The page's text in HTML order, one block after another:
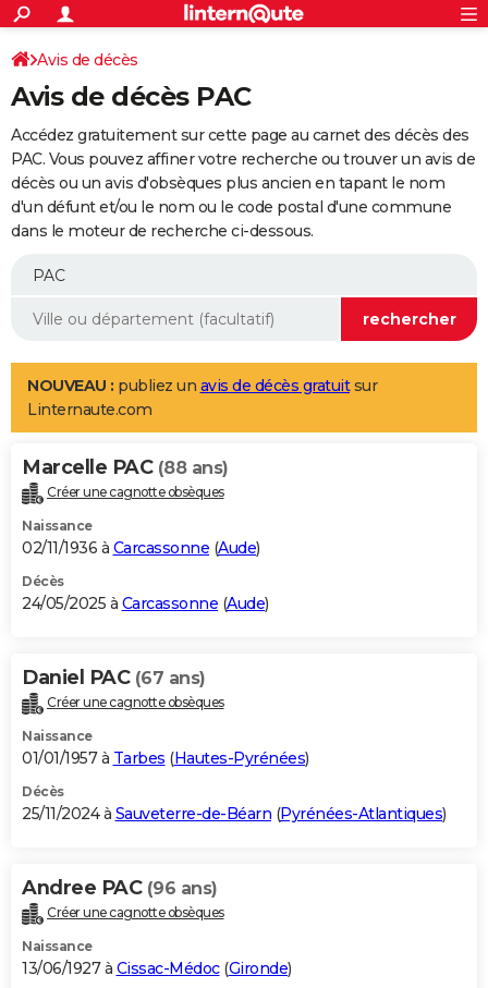
ACTUALITÉS
Politique
Société
Faits Divers
Education
Monde
Villes
+
SPORT
Coupe du monde 2026
Football
Tennis
Cyclisme
Rugby
Forum
Programme TV
TNT
Streaming
Cinéma
Sorties cinéma
Musique
+
FINANCE
Retraite
Impôts
Epargne
Immobilier
Risques naturels par ville
Banque
Assurance
Crédit
AUTO
Essais
Réserver un essai
Citadines
Berlines
SUV
Forum auto
+
Mobiles
Meilleur smartphone
Internet
Ordinateurs
Jeux vidéo
Guide high-tech
Aménagement intérieur
LIFESTYLE
Art de vivre
Bien-être
Loisirs
Mode
Modes de vie
Alimentation
Guide de la santé
Maladies
Médicaments
Sommeil
VOYAGE
Destinations
City break
Voyage nature
Voyage de noces
Forum
Climat
+PHOTO
GUIDES D'ACHAT
BONS PLANS
Carte de Noël
Carte Bonne année
Carte Saint-Valentin
Carte Pâques
Carte d'anniversaire
DICTIONNAIRE
Dictionnaire
Biographies
Citations
Expressions
Proverbes
PROGRAMME TV
S'inscrire
Se connecter
Lycées
Collèges
Primaires
Universités
Entreprises
Service militaire
Avis de recherche
AVIS DE DÉCÈS
Bricolage
Lifestyle
Culture
Sport
Auto
Television
Voyage
Cinema
Avis de décès
Avis de décès PAC
Accédez gratuitement sur cette page au carnet des décès des
PAC. Vous pouvez affiner votre recherche ou trouver un avis de
décès ou un avis d'obsèques plus ancien en tapant le nom
d'un défunt et/ou le nom ou le code postal d'une commune
dans le moteur de recherche ci-dessous.
NOUVEAU : publiez un avis de décès gratuitsur
Linternaute.com
Marcelle PAC (88 ans)
Créer une cagnotte obsèques
Naissance
02/11/1936 à Carcassonne (Aude)
Décès
24/05/2025 à Carcassonne (Aude)
Daniel PAC (67 ans)
Créer une cagnotte obsèques
Naissance
01/01/1957 à Tarbes (Hautes-Pyrénées)
Décès
25/11/2024 à Sauveterre-de-Béarn (Pyrénées-Atlantiques)
Andree PAC (96 ans)
Créer une cagnotte obsèques
Naissance
13/06/1927 à Cissac-Médoc(Gironde)